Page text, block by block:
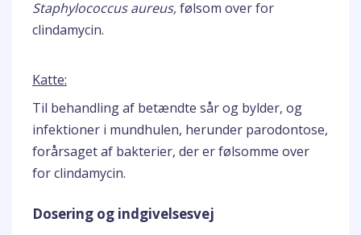
Staphylococcus aureus,følsom over for
clindamycin.
Katte:
Til behandling af betændte sår og bylder, og
infektioner i mundhulen, herunder parodontose,
forårsaget af bakterier, der er følsomme over
for clindamycin.
Dosering og indgivelsesvej